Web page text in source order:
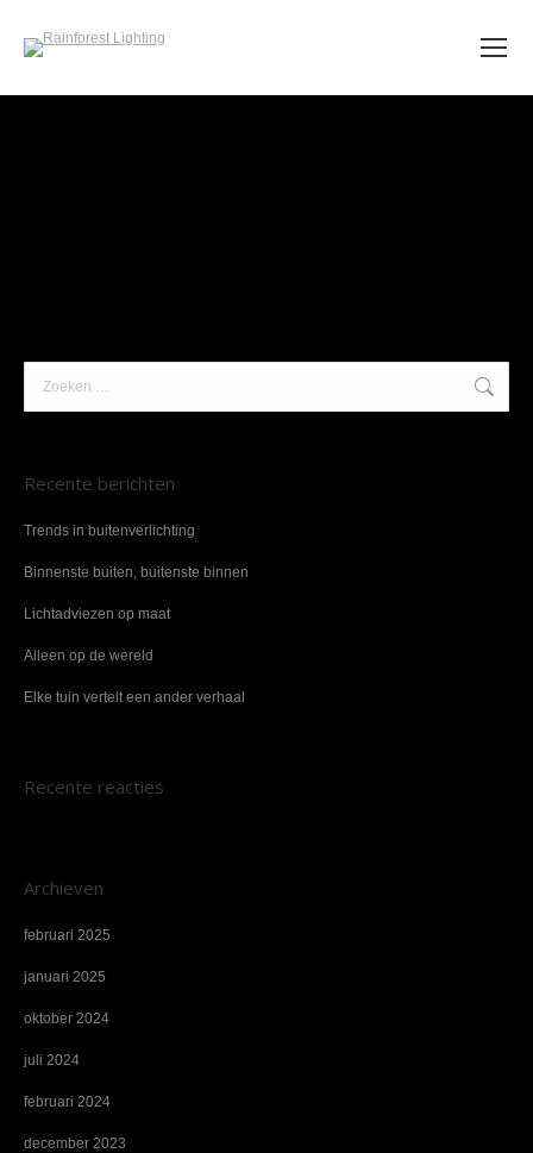
Search:
Recente berichten
Trends in buitenverlichting
Binnenste buiten, buitenste binnen
Lichtadviezen op maat
Alleen op de wereld
Elke tuin vertelt een ander verhaal
Recente reacties
Archieven
februari 2025
januari 2025
oktober 2024
juli 2024
februari 2024
december 2023